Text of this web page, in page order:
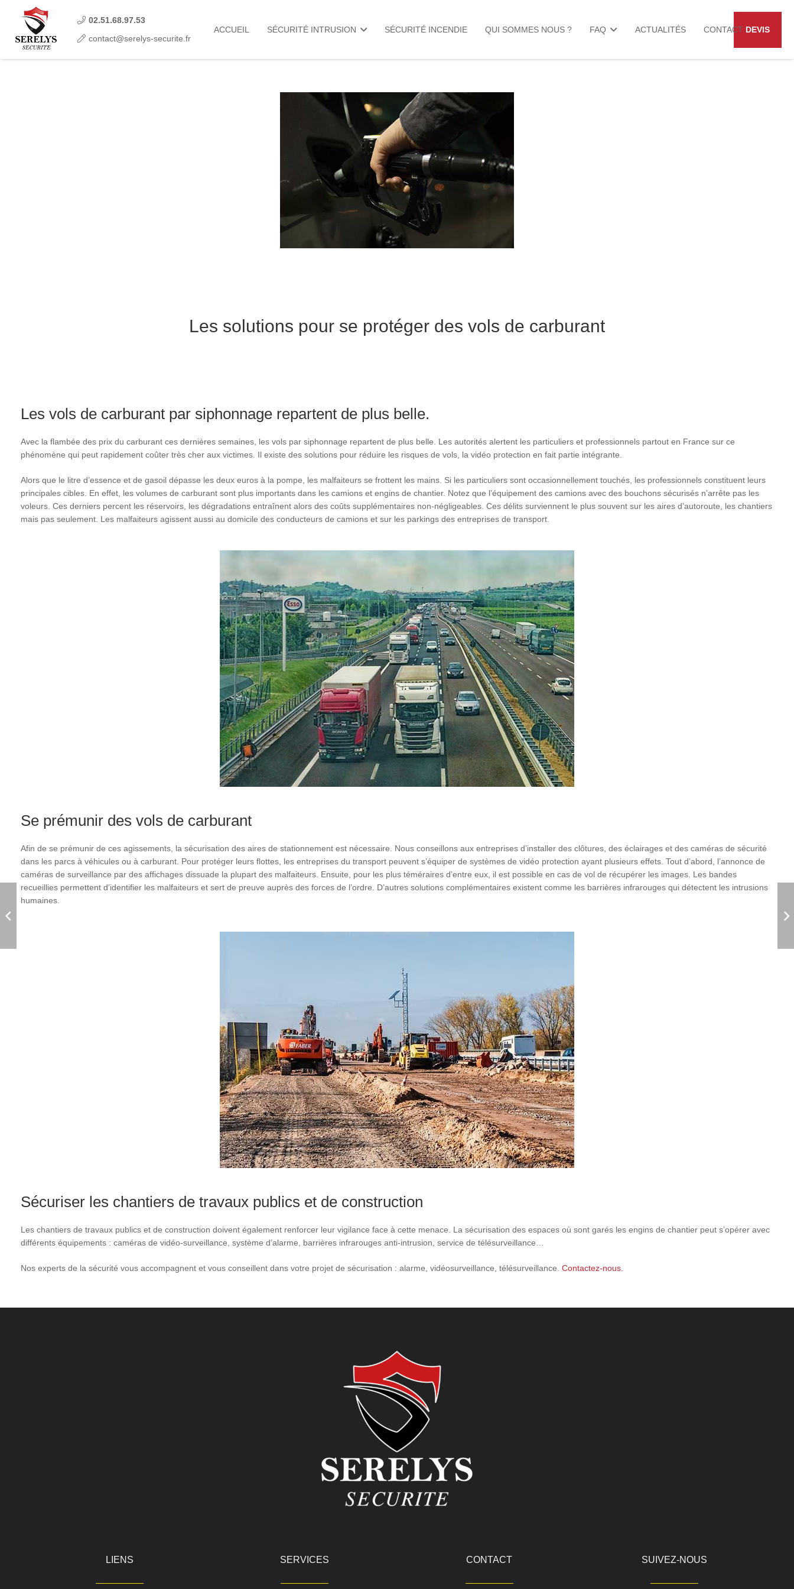
02.51.68.97.53
contact@serelys-securite.fr
ACCUEIL SÉCURITÉ INTRUSION SÉCURITÉ INCENDIE QUI SOMMES NOUS ? FAQ ACTUALITÉS CONTACT DEVIS
Les solutions pour se protéger des vols de carburant
Les vols de carburant par siphonnage repartent de plus belle.
Avec la flambée des prix du carburant ces dernières semaines, les vols par siphonnage repartent de plus belle. Les autorités alertent les particuliers et professionnels partout en France sur ce
phénomène qui peut rapidement coûter très cher aux victimes. Il existe des solutions pour réduire les risques de vols, la vidéo protection en fait partie intégrante.
Alors que le litre d’essence et de gasoil dépasse les deux euros à la pompe, les malfaiteurs se frottent les mains. Si les particuliers sont occasionnellement touchés, les professionnels constituent leurs
principales cibles. En effet, les volumes de carburant sont plus importants dans les camions et engins de chantier. Notez que l’équipement des camions avec des bouchons sécurisés n’arrête pas les
voleurs. Ces derniers percent les réservoirs, les dégradations entraînent alors des coûts supplémentaires non-négligeables. Ces délits surviennent le plus souvent sur les aires d’autoroute, les chantiers
mais pas seulement. Les malfaiteurs agissent aussi au domicile des conducteurs de camions et sur les parkings des entreprises de transport.
Se prémunir des vols de carburant
Afin de se prémunir de ces agissements, la sécurisation des aires de stationnement est nécessaire. Nous conseillons aux entreprises d’installer des clôtures, des éclairages et des caméras de sécurité
dans les parcs à véhicules ou à carburant. Pour protéger leurs flottes, les entreprises du transport peuvent s’équiper de systèmes de vidéo protection ayant plusieurs effets. Tout d’abord, l’annonce de
caméras de surveillance par des affichages dissuade la plupart des malfaiteurs. Ensuite, pour les plus téméraires d’entre eux, il est possible en cas de vol de récupérer les images. Les bandes
recueillies permettent d’identifier les malfaiteurs et sert de preuve auprès des forces de l’ordre. D’autres solutions complémentaires existent comme les barrières infrarouges qui détectent les intrusions
humaines.
Sécuriser les chantiers de travaux publics et de construction
Les chantiers de travaux publics et de construction doivent également renforcer leur vigilance face à cette menace. La sécurisation des espaces où sont garés les engins de chantier peut s’opérer avec
différents équipements : caméras de vidéo-surveillance, système d’alarme, barrières infrarouges anti-intrusion, service de télésurveillance…
Nos experts de la sécurité vous accompagnent et vous conseillent dans votre projet de sécurisation : alarme, vidéosurveillance, télésurveillance. Contactez-nous.
LIENS SERVICES CONTACT SUIVEZ-NOUS